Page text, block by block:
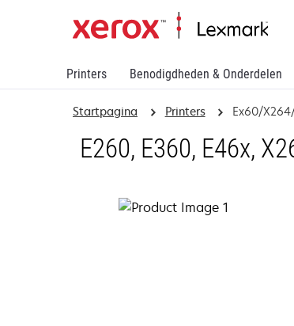
Printers Benodigdheden & Onderdelen
Startpagina Printers Ex60/
E260, E360, E46x,